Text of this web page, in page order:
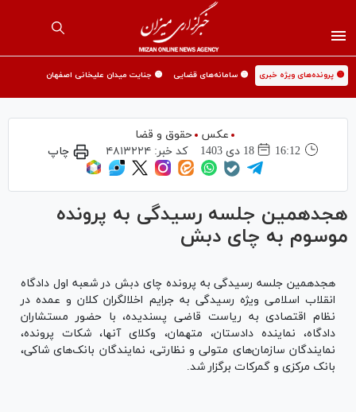
🟡 پرونده‌های ویژه خبری 🟡 سامانه‌های قضایی 🟡 جنایت میدان علیخانی اصفهان
عکس
حقوق و قضا
16:12
18 دی 1403 کد خبر: ۴۸۱۳۲۲۴ چاپ
هجدهمین جلسه رسیدگی به پرونده
موسوم به چای دبش
هجدهمین جلسه رسیدگی به پرونده چای دبش در شعبه اول دادگاه
انقلاب اسلامی ویژه رسیدگی به جرایم اخلالگران کلان و عمده در
نظام اقتصادی به ریاست قاضی پسندیده، با حضور مستشاران
دادگاه، نماینده دادستان، متهمان، وکلای آنها، شکات پرونده،
نمایندگان سازمان‌های متولی و نظارتی، نمایندگان بانک‌های شاکی،
بانک مرکزی و گمرکات برگزار شد.